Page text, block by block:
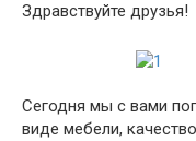
Здравствуйте друзья!
Сегодня мы с вами
виде мебели,